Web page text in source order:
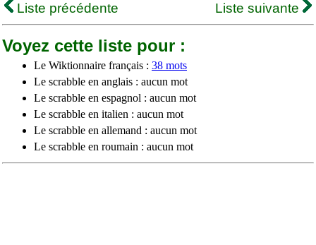
Liste précédente
Liste suivante
Voyez cette liste pour :
Le Wiktionnaire français : 38 mots
Le scrabble en anglais : aucun mot
Le scrabble en espagnol : aucun mot
Le scrabble en italien : aucun mot
Le scrabble en allemand : aucun mot
Le scrabble en roumain : aucun mot